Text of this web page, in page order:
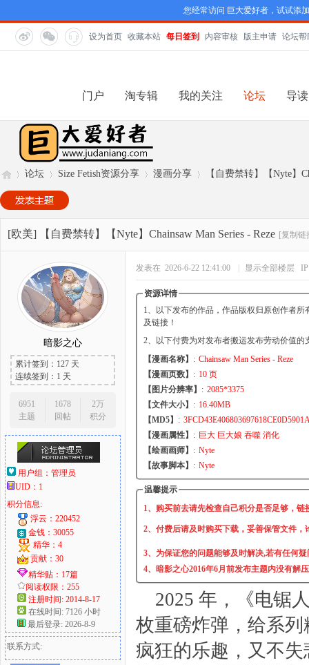
您经常访问 巨大爱好者，试试添
设为首页 收藏本站 每日签到 内容审核 版主申请 论坛帮
门户 淘专辑 我的关注 论坛 导读
巨
爱
好
»
论坛
›
Size Fetish资源分享
›
漫画分享
›
【自费禁转】【Nyte】
[欧美] 【自费禁转】【Nyte】Chainsaw Man Series - Reze [复制链
暗影之心
累计签到：127 天
连续签到：1 天
6951
主题
1678
回帖
2万
积分
用户组： 管理员
UID： 1
积分信息:
浮云：220452
金钱：30055
精华：4
贡献：30
精华贴：17篇
阅读权限：255
注册时间: 2014-8-17
在线时间: 7126 小时
最后登录: 2026-8-9
联系方式:
发表在 2026-6-22 12:41:00 显示全部楼层
资源详情
1、以下发布的作品，作品版权归原创作者所
及链接！
2、以下付费为对发布者搬运发布劳动价值的
【漫画名称】 : Chainsaw Man Series - Reze
【漫画页数】 : 10 页
【图片分辨率】 : 2085*3375
【文件大小】 : 16.40MB
【MD5】 :
【漫画属性】 : 巨大 巨大娘 吞噬 消化
【绘画画师】 : Nyte
【故事脚本】 : Nyte
温馨提示
1、购买前去请先检查自己积分是否足够，链
2、付费后请及时购买下载，妥善保管文件
3、为保证您的问题能够及时解决,若有任何
4、暗影之心2016年6月前发布主题内没有解
2025 年，《电锯
枚重磅炸弹，给系
疯狂的乐趣，又不